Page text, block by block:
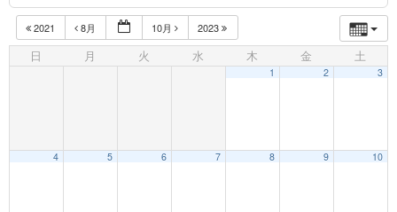
2021 8月 10月 2023
日 月 火 水 木 金 土
1 2 3
4 5 6 7 8 9 10